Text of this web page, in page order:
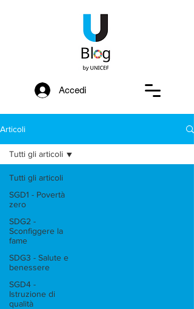
Accedi
Articoli
Tutti gli articoli
SGD1 - Povertà
zero
SDG2 -
Sconfiggere la
fame
SDG3 - Salute e
benessere
SGD4 -
Istruzione di
qualità
Tutti gli articoli